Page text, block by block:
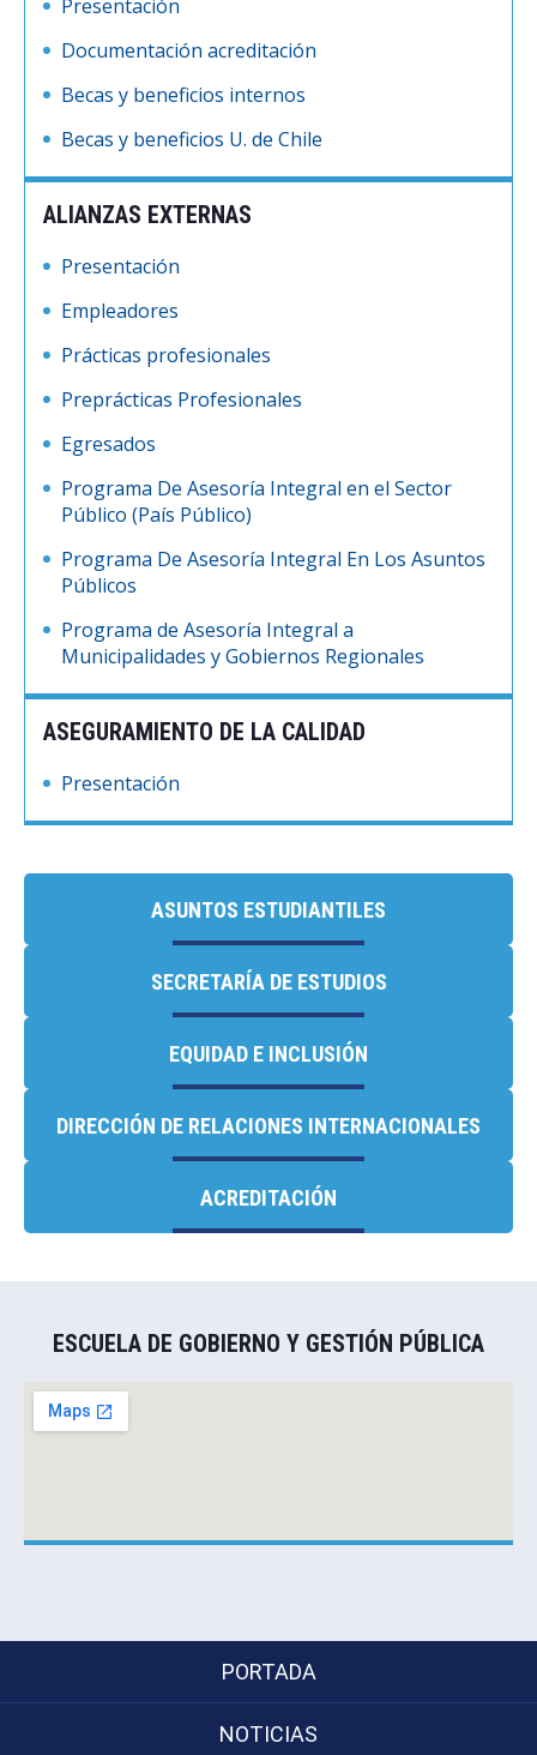
Presentación
Documentación acreditación
Becas y beneficios internos
Becas y beneficios U. de Chile
ALIANZAS EXTERNAS
Presentación
Empleadores
Prácticas profesionales
Preprácticas Profesionales
Egresados
Programa De Asesoría Integral en el Sector
Público (País Público)
Programa De Asesoría Integral En Los Asuntos
Públicos
Programa de Asesoría Integral a
Municipalidades y Gobiernos Regionales
ASEGURAMIENTO DE LA CALIDAD
Presentación
ASUNTOS ESTUDIANTILES
SECRETARÍA DE ESTUDIOS
EQUIDAD E INCLUSIÓN
DIRECCIÓN DE RELACIONES INTERNACIONALES
ACREDITACIÓN
ESCUELA DE GOBIERNO Y GESTIÓN PÚBLICA
PORTADA
NOTICIAS